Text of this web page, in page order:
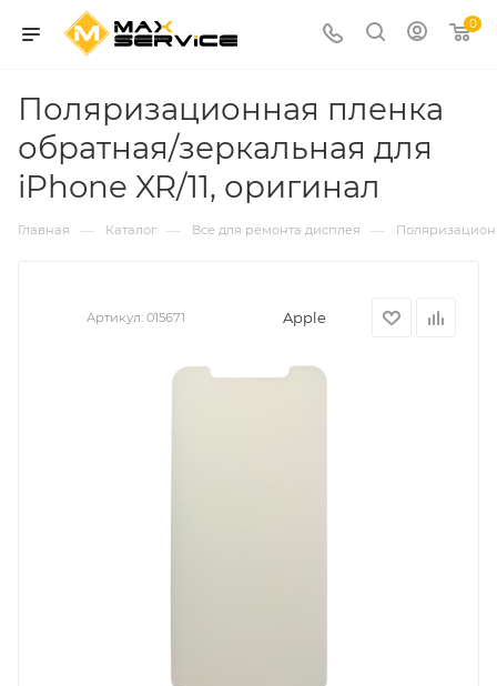
0
Поляризационная пленка
обратная/зеркальная для
iPhone XR/11, оригинал
Главная — Каталог — Все для ремонта дисплея —
Артикул: 015671 Apple